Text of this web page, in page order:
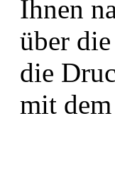
Ihnen
über
die
mit